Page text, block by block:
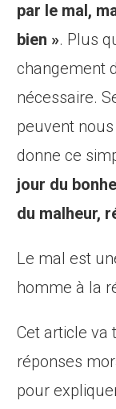
par le mal,
bien ». Plus
changement
nécessaire.
peuvent
donne ce
jour du
du malheur,
Le mal est
homme à la
Cet article va
réponses
pour